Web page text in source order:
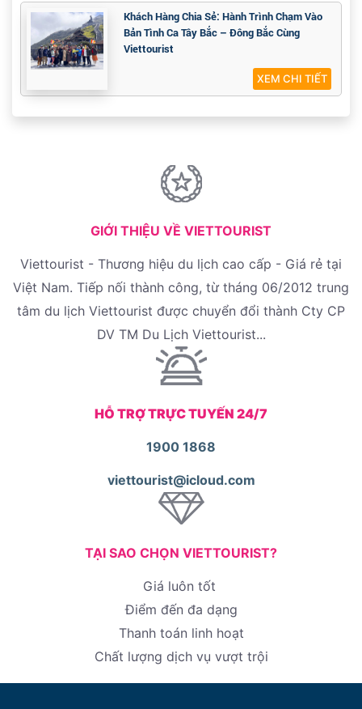
Khách Hàng Chia Sẻ: Hành Trình Chạm Vào
Bản Tình Ca Tây Bắc – Đông Bắc Cùng
Viettourist
XEM CHI TIẾT
GIỚI THIỆU VỀ VIETTOURIST
Viettourist - Thương hiệu du lịch cao cấp - Giá rẻ tại
Việt Nam. Tiếp nối thành công, từ tháng 06/2012 trung
tâm du lịch Viettourist được chuyển đổi thành Cty CP
DV TM Du Lịch Viettourist...
HỖ TRỢ TRỰC TUYẾN 24/7
1900 1868
viettourist@icloud.com
TẠI SAO CHỌN VIETTOURIST?
Giá luôn tốt
Điểm đến đa dạng
Thanh toán linh hoạt
Chất lượng dịch vụ vượt trội